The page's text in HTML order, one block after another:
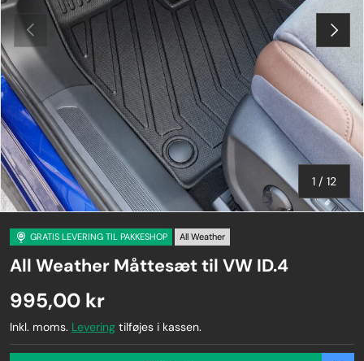
Forrige
1 / af
12
Næste
GRATIS LEVERING TIL PAKKESHOP All Weather
All Weather Måttesæt til VW ID.4
995,00 kr
Inkl. moms. Levering tilføjes i kassen.